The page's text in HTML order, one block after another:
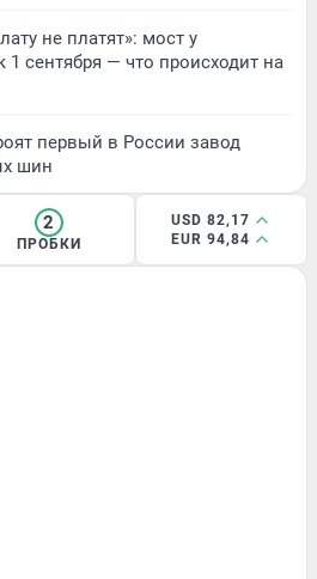
не платят»: мост у
1 сентября — что происходит на
первый в России завод
шин
2
ПРОБКИ
USD 82,17
EUR 94,84